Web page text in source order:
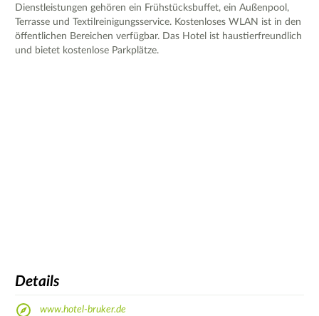
Dienstleistungen gehören ein Frühstücksbuffet, ein Außenpool,
Terrasse und Textilreinigungsservice. Kostenloses WLAN ist in den
öffentlichen Bereichen verfügbar. Das Hotel ist haustierfreundlich
und bietet kostenlose Parkplätze.
Details
www.hotel-bruker.de